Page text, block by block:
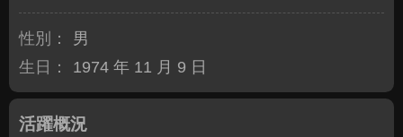
性別：
男
生日：
1974 年 11 月 9 日
活躍概況